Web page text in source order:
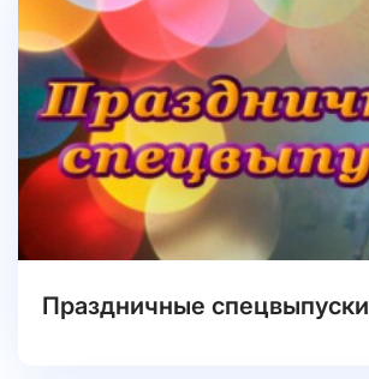
Праздничные спецвыпуски